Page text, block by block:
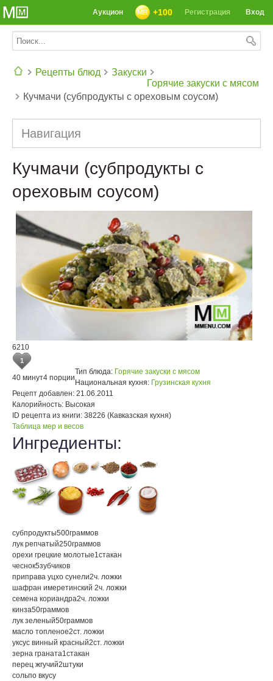
СЕГОДНЯ: 39142 РЕЦЕПТА
Вход
Регистрация
+100
Аукцион
Рецепты блюд
Закуски
Горячие закуски с мясом
Кучмачи (субпродукты с ореховым соусом)
Навигация
Кучмачи (субпродукты с
ореховым соусом)
6210
1
40 минут4 порции
Тип блюда: Горячие закуски с мясом
Национальная кухня: Грузинская кухня
Рецепт добавлен: 21.06.2011
Калорийность: Высокая
ID рецепта из книги: 38226 (Кавказская кухня)
Таблица мер и весов
Ингредиенты:
субпродукты500граммов
лук репчатый250граммов
орехи грецкие молотые1стакан
чеснок5зубчиков
приправа уцхо сунели2ч. ложки
шафран имеретинский 2ч. ложки
семена кориандра2ч. ложки
кинза50граммов
лук зеленый50граммов
масло топленое2ст. ложки
уксус винный красный2ст. ложки
зерна граната1стакан
перец жгучий2штуки
сольпо вкусу